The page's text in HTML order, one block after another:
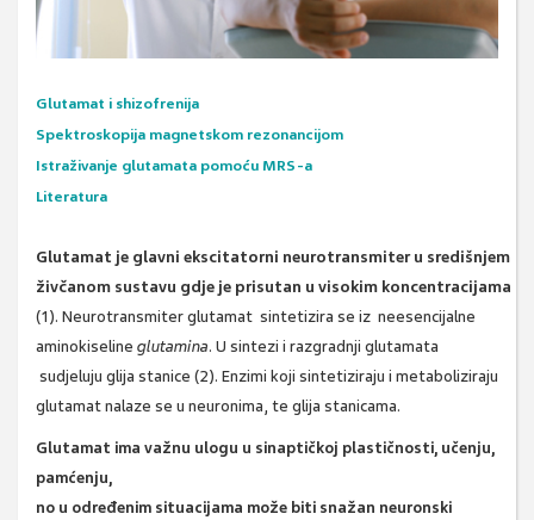
Glutamat i shizofrenija
Spektroskopija magnetskom rezonancijom
Istraživanje glutamata pomoću MRS-a
Literatura
Glutamat je glavni ekscitatorni neurotransmiteru središnjem
živčanom sustavu gdje je prisutan u visokim koncentracijama
(1). Neurotransmiter glutamat sintetizira se iz neesencijalne
aminokiseline glutamina. U sintezi i razgradnji glutamata
sudjeluju glija stanice (2). Enzimi koji sintetiziraju i metaboliziraju
glutamat nalaze se u neuronima, te glija stanicama.
Glutamat ima važnu ulogu u sinaptičkoj plastičnosti, učenju,
pamćenju,
no u određenim situacijama može biti snažan neuronski